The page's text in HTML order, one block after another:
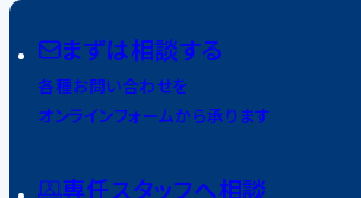
まずは相談する
各種お問い合わせを
オンラインフォームから承ります
専任スタッフへ相談